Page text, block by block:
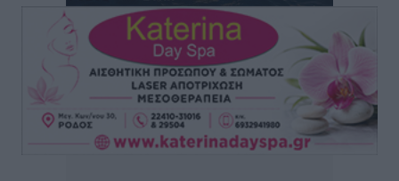
σεζόν
Αθλητικά πριν 15 ώρες
Ατρόμητος Διμυλιάς: Ο Μαργαρίτης και μία
αδιαπραγμάτευτη φιλοσοφία
Αθλητικά• πριν 15 ώρες